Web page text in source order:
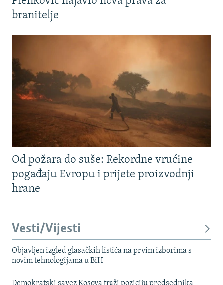
branitelje
Od požara do suše: Rekordne vrućine
pogađaju Evropu i prijete proizvodnji
hrane
Vesti/Vijesti
Objavljen izgled glasačkih listića na prvim izborima s
novim tehnologijama u BiH
Demokratski savez Kosova traži poziciju predsednika